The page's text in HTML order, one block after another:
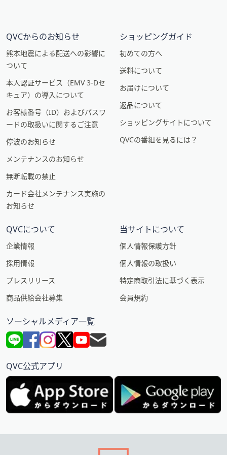
QVCからのお知らせ
熊本地震による配送への影響に
ついて
本人認証サービス（EMV 3-Dセ
キュア）の導入について
お客様番号（ID）およびパスワ
ードの取扱いに関するご注意
停波のお知らせ
メンテナンスのお知らせ
無断転載の禁止
カード会社メンテナンス実施の
お知らせ
ショッピングガイド
初めての方へ
送料について
お届けについて
返品について
ショッピングサイトについて
QVCの番組を見るには？
QVCについて
企業情報
採用情報
プレスリリース
商品供給会社募集
当サイトについて
個人情報保護方針
個人情報の取扱い
特定商取引法に基づく表示
会員規約
ソーシャルメディア一覧
QVC公式アプリ